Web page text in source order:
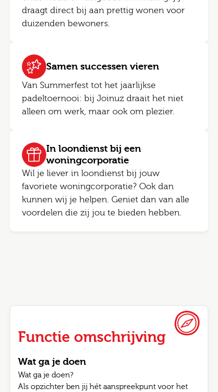
draagt direct bij aan prettig wonen voor
duizenden bewoners.
Samen successen vieren
Van Summerfest tot het jaarlijkse
padeltoernooi: bij Joinuz draait het niet
alleen om werk, maar ook om plezier.
In loondienst bij een
woningcorporatie
Wil je liever in loondienst bij jouw
favoriete woningcorporatie? Ook dan
kunnen wij je helpen. Geniet dan van alle
voordelen die zij jou te bieden hebben.
Functie omschrijving
Wat ga je doen
Wat ga je doen?
Als opzichter ben jij hét aanspreekpunt voor het